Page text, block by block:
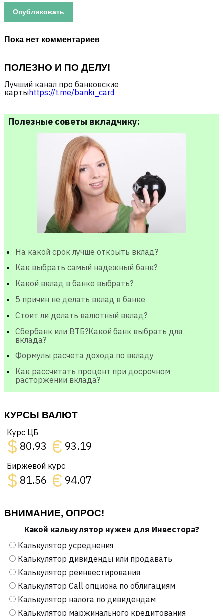
Пока нет комментариев
ПОЛЕЗНО И ПО ДЕЛУ!
Лучший канал про банковские
карты https://t.me/banki_card
Полезные советы вкладчику:
На какой срок лучше открыть вклад?
Как выбрать самый надежный банк?
Какой вклад в банке выбрать?
5 причин не делать вклад в банке
Стоит ли делать валютный вклад?
Сбербанк или ВТБ?Какой банк выбрать для
вклада?
Формулы расчета дохода по вкладу
Как рассчитать процент при досрочном
расторжении вклада?
КУРСЫ ВАЛЮТ
Курс ЦБ
$ 80.93 € 93.19
Биржевой курс
$ 81.56 € 94.07
ВНИМАНИЕ, ОПРОС!
Какой калькулятор нужен для Инвестора?
Калькулятор усреднения
Калькулятор дивиденды или продавать
Калькулятор реинвестирования
Калькулятор Call опциона по облигациям
Калькулятор налога по дивидендам
Калькулятор маржинального кредитования